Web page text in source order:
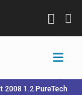
2008 1.2 PureTech